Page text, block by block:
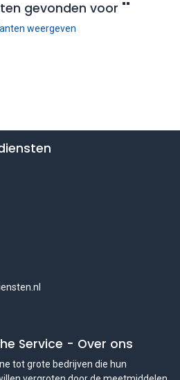
gevonden voor ""
weergeven
Service - Over ons
tot grote bedrijven die hun